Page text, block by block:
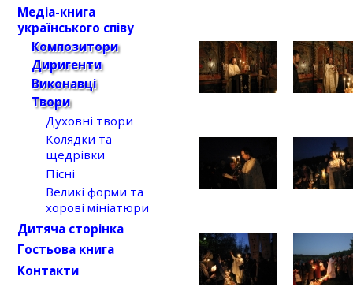
Медіа-книга
українського співу
Композитори
Диригенти
Виконавці
Твори
Духовні твори
Колядки та
щедрівки
Пісні
Великі форми та
хорові мініатюри
Дитяча сторінка
Гостьова книга
Контакти